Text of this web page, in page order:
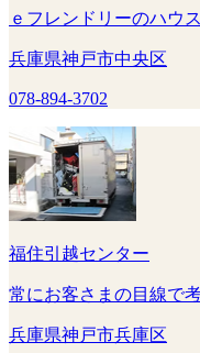
ｅフレンドリーのハウ
兵庫県神戸市中央区
078-894-3702
福住引越センター
常にお客さまの目線で
兵庫県神戸市兵庫区